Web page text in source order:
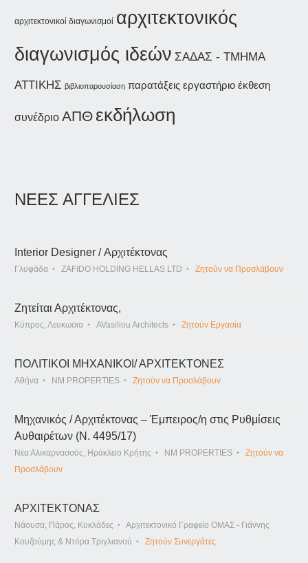
αρχιτεκτονικοί διαγωνισμοί αρχιτεκτονικός
διαγωνισμός ιδεών ΣΑΔΑΣ - ΤΜΗΜΑ
ΑΤΤΙΚΗΣ βιβλιοπαρουσίαση παρατάξεις εργαστήριο έκθεση
συνέδριο ΑΠΘ εκδήλωση
ΝΕΕΣ ΑΓΓΕΛΙΕΣ
Interior Designer / Αρχιτέκτονας
Γλυφάδα ZAFIDO HOLDING HELLAS LTD Ζητούν να Προσλάβουν
Ζητείται Αρχιτέκτονας,
Κύπρος, Λευκωσια AVasiliou Architects Ζητούν Εργασία
ΠΟΛΙΤΙΚΟΙ ΜΗΧΑΝΙΚΟΙ/ ΑΡΧΙΤΕΚΤΟΝΕΣ
Αθήνα NM PROPERTIES Ζητούν να Προσλάβουν
Μηχανικός / Αρχιτέκτονας – Έμπειρος/η στις Ρυθμίσεις
Αυθαιρέτων (Ν. 4495/17)
Νέα Αλικαρνασσός, Ηράκλειο Κρήτης NM PROPERTIES
Ζητούν να
Προσλάβουν
ΑΡΧΙΤΕΚΤΟΝΑΣ
Νάουσα, Πάρος, Κυκλάδες
Αρχιτεκτονικό Γραφείο ΟΜΑΣ - Γιάννης
Κουζούμης & Ντόρα Τριγλιανού
Ζητούν Συνεργάτες